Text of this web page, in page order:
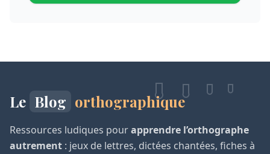
Le Blog orthographique
Ressources ludiques pourapprendre l’orthographe
autrement : jeux de lettres, dictées chantées, fiches à